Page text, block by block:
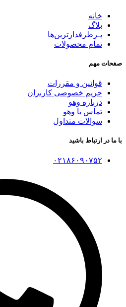
خانه
بلاگ
پـرطرفدارترین‌ها
تمام محصولات
صفحات مهم
قوانین و مقررات
حریم خصوصی کاربران
درباره وهو
تماس با وهو
سوالات متداول
با ما در ارتباط باشید
۰۲۱۸۶۰۹۰۷۵۲